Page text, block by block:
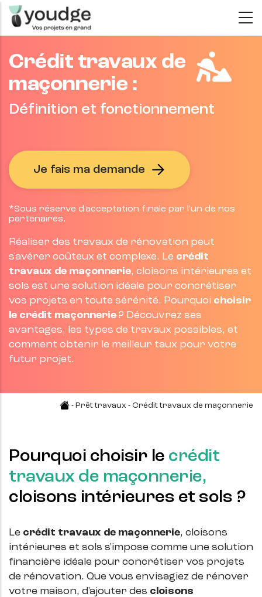
Aller
au
principal
Crédit travaux de
maçonnerie :
Définition et fonctionnement
Je fais ma demande
*Sous réserve d'acceptation finale par l'un de nos
partenaires.
Réaliser des travaux de rénovation peut
s'avérer coûteux et complexe. Le crédit
travaux de maçonnerie, cloisons intérieures et
sols est une solution idéale pour concrétiser
vos projets en toute sérénité. Pourquoi choisir
le crédit maçonnerie ? Découvrez ses
avantages, les types de travaux possibles, et
comment obtenir le meilleur taux pour votre
futur projet.
- Prêt travaux - Crédit travaux de maçonnerie
Pourquoi choisir le crédit
travaux de maçonnerie,
cloisons intérieures et sols ?
Le crédit travaux de maçonnerie, cloisons
intérieures et sols s'impose comme une solution
financière idéale pour concrétiser vos projets
de rénovation. Que vous envisagiez de rénover
votre maison, d'ajouter des cloisons